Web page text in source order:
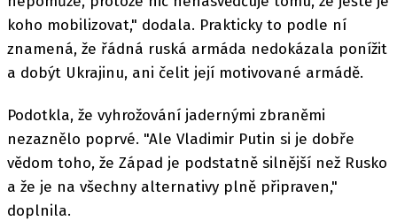
koho mobilizovat," dodala. Prakticky to podle ní
znamená, že řádná ruská armáda nedokázala ponížit
a dobýt Ukrajinu, ani čelit její motivované armádě.
Podotkla, že vyhrožování jadernými zbraněmi
nezaznělo poprvé. "Ale Vladimir Putin si je dobře
vědom toho, že Západ je podstatně silnější než Rusko
a že je na všechny alternativy plně připraven,"
doplnila.